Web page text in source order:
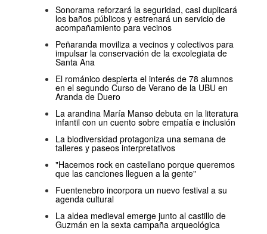
Sonorama reforzará la seguridad, casi duplicará
los baños públicos y estrenará un servicio de
acompañamiento para vecinos
Peñaranda moviliza a vecinos y colectivos para
impulsar la conservación de la excolegiata de
Santa Ana
El románico despierta el interés de 78 alumnos
en el segundo Curso de Verano de la UBU en
Aranda de Duero
La arandina María Manso debuta en la literatura
infantil con un cuento sobre empatía e inclusión
La biodiversidad protagoniza una semana de
talleres y paseos interpretativos
"Hacemos rock en castellano porque queremos
que las canciones lleguen a la gente"
Fuentenebro incorpora un nuevo festival a su
agenda cultural
La aldea medieval emerge junto al castillo de
Guzmán en la sexta campaña arqueológica